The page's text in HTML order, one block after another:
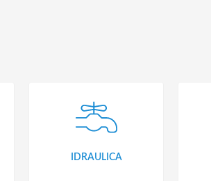
IDRAULICA